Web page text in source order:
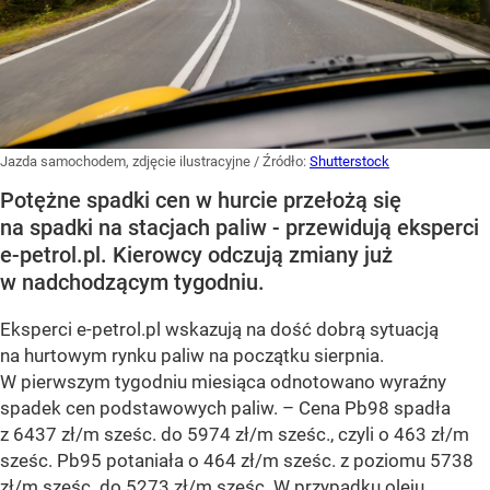
Jazda samochodem, zdjęcie ilustracyjne / Źródło: Shutterstock
Potężne spadki cen w hurcie przełożą się
na spadki na stacjach paliw - przewidują eksperci
e-petrol.pl. Kierowcy odczują zmiany już
w nadchodzącym tygodniu.
Eksperci e-petrol.pl wskazują na dość dobrą sytuacją
na hurtowym rynku paliw na początku sierpnia.
W pierwszym tygodniu miesiąca odnotowano wyraźny
spadek cen podstawowych paliw. – Cena Pb98 spadła
z 6437 zł/m sześc. do 5974 zł/m sześc., czyli o 463 zł/m
sześc. Pb95 potaniała o 464 zł/m sześc. z poziomu 5738